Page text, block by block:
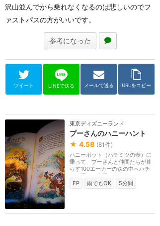
沢山並んでから乗れなくなるのは悲しいのでフ
ァストパスの方がいいです。
参考になった
ツイート LINEで送る メールで送る URLをコピー
東京ディズニーランド
プーさんのハニーハント
★ 4.58 (81件)
ハニーポット（ハチミツの壺）に
乗って、プーさんと仲間たちが暮
らす100エーカーの森の中へハチ
ミツ探しに出発！！...
FP
雨でもOK 5分間